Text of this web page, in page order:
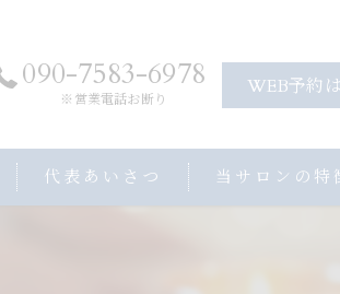
090-7583-6978
※営業電話お断り WEB予約
代表あいさつ 当サロンの特